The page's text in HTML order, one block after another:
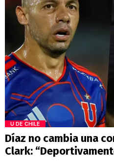
U DE CHILE
Díaz no cambia una
Clark: